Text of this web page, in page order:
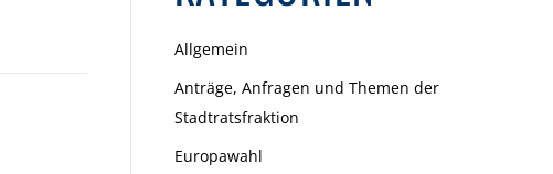
Allgemein
Anträge, Anfragen und Themen der
Stadtratsfraktion
Europawahl